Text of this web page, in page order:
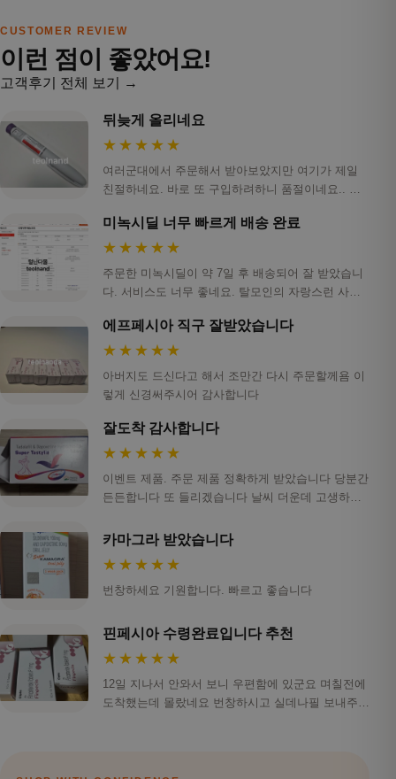
CUSTOMER REVIEW
이런 점이 좋았어요!
고객후기 전체 보기 →
뒤늦게 올리네요
★★★★★
여러군대에서 주문해서 받아보았지만 여기가 제일
친절하네요. 바로 또 구입하려하니 품절이네요.. 아
미녹시딜 너무 빠르게 배송 완료
★★★★★
주문한 미녹시딜이 약 7일 후 배송되어 잘 받았습니
다. 서비스도 너무 좋네요. 탈모인의 자랑스런 사이
에프페시아 직구 잘받았습니다
★★★★★
아버지도 드신다고 해서 조만간 다시 주문할께욤 이
렇게 신경써주시어 감사합니다
잘도착 감사합니다
★★★★★
이벤트 제품. 주문 제품 정확하게 받았습니다 당분간
든든합니다 또 들리겠습니다 날씨 더운데 고생하세
카마그라 받았습니다
★★★★★
번창하세요 기원합니다. 빠르고 좋습니다
핀페시아 수령완료입니다 추천
★★★★★
12일 지나서 안와서 보니 우편함에 있군요 며칠전에
도착했는데 몰랐네요 번창하시고 실데나필 보내주신